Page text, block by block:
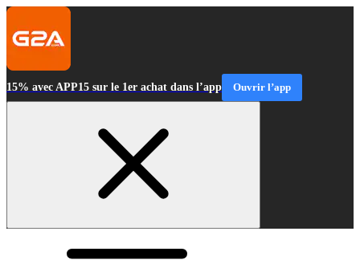
15% avec APP15 sur le 1er achat dans l’app Ouvrir l’app